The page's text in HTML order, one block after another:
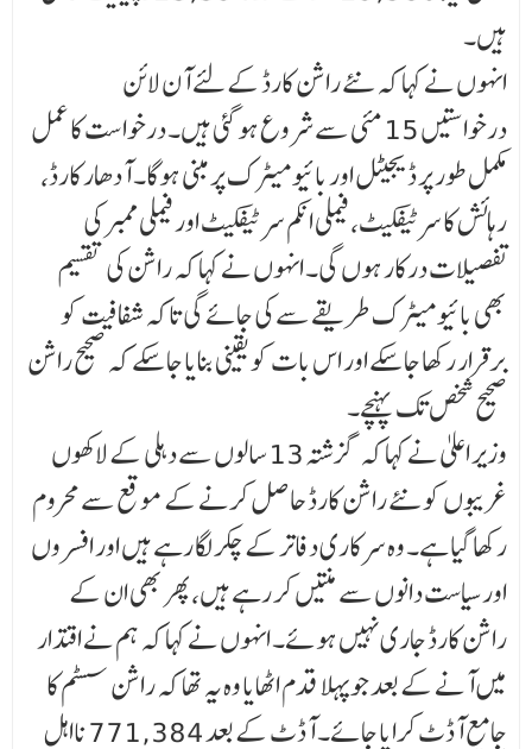
ہیں۔
انہوں نے کہا کہ نئے راشن کارڈ کے لئے آن لائن
درخواستیں 15 مئی سے شروع ہو گئی ہیں۔ درخوا ست کا عمل
مکمل طور پر ڈیجیٹل اور بائیو میٹرک پر مبنی ہوگا۔ آدھار کارڈ،
رہائش کا سرٹیفکیٹ، فیملی انکم سر ٹیفکیٹ اور فیملی ممبر کی
تفصیلات درکار ہوں گی۔ انہوں نے کہا کہ راشن کی تقسیم
بھی بائیو میٹرک طریقے سے کی جائے گی تاکہ شفافیت کو
برقرار رکھا جا سکے اور اس بات کو یقینی بنایا جا سکے کہ صحیح راشن
صحیح شخص تک پہنچے۔
وزیر اعلیٰ نے کہا کہ گزشتہ 13 سالوں سے دہلی کے لاکھوں
غریبوں کو نئے راشن کارڈ حاصل کرنے کے موقع سے محروم
رکھا گیا ہے۔ وہ سرکاری دفاتر کے چکر لگا رہے ہیں اور افسروں
اور سیاست دانوں سے منتیں کر رہے ہیں، پھر بھی ان کے
راشن کارڈ جاری نہیں ہوئے۔ انہوں نے کہا کہ ہم نے اقتدار
میں آنے کے بعد جو پہلا قدم اٹھایا وہ یہ تھا کہ راشن سسٹم کا
جامع آڈٹ کرایا جائے۔ آڈٹ کے بعد 771,384 نااہل